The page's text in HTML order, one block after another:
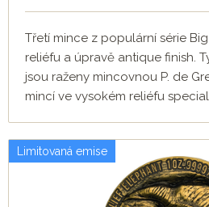
Třetí mince z populární série
reliéfu a úpravě antique finish.
jsou raženy mincovnou P. de
mincí ve vysokém reliéfu
Limitovaná emise